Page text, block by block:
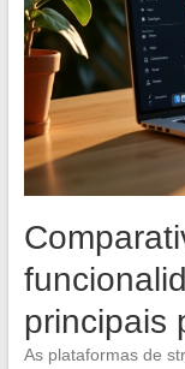
principais
As plataformas de